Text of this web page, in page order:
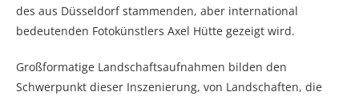
des aus Düsseldorf stammenden, aber international
bedeutenden Fotokünstlers Axel Hütte gezeigt wird.
Großformatige Landschaftsaufnahmen bilden den
Schwerpunkt dieser Inszenierung, von Landschaften, die